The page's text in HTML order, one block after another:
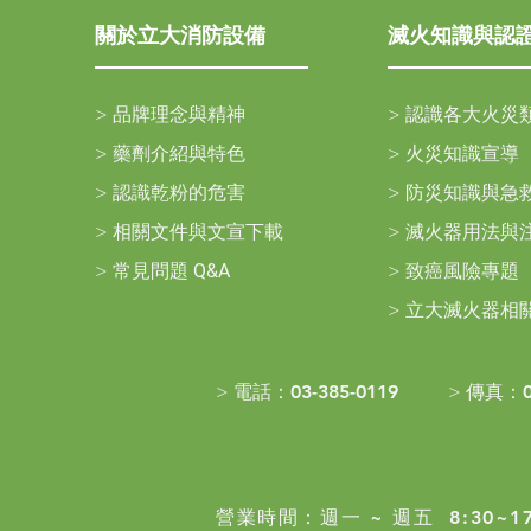
關於立大消防設備
> 品牌理念與精神
>藥劑介紹與特色
>認識乾粉的危害
>相關文件與文宣下載
> 常見問題 Q&A
滅火知識與認
> 認識各大火災
> 火災知識宣導
> 防災知識與急
> 滅火器用法與
> 致癌風險專題
> 立大滅火器相
> 電話： 03-385-0119 > 傳真：
營業時間： 週一 ~ 週五